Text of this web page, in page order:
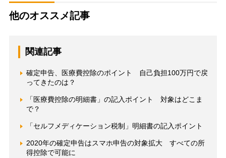
他のオススメ記事
関連記事
確定申告、医療費控除のポイント 自己負担100万円で戻
ってきたのは？
「医療費控除の明細書」の記入ポイント 対象はどこま
で？
「セルフメディケーション税制」明細書の記入ポイント
2020年の確定申告はスマホ申告の対象拡大 すべての所
得控除で可能に